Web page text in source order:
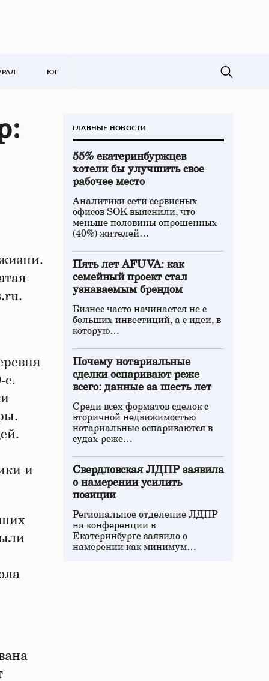
ЮГ
е.
и
ГЛАВНЫЕ НОВОСТИ
55% екатеринбуржцев
хотели бы улучшить свое
рабочее место
Аналитики сети сервисных
офисов SOK выяснили, что
меньше половины опрошенных
(40%) жителей…
Пять лет AFUVA: как
семейный проект стал
узнаваемым брендом
Бизнес часто начинается не с
больших инвестиций, а с идеи, в
которую…
Почему нотариальные
сделки оспаривают реже
всего: данные за шесть лет
Среди всех форматов сделок с
вторичной недвижимостью
нотариальные оспариваются в
судах реже…
Свердловская ЛДПР заявила
о намерении усилить
позиции
Региональное отделение ЛДПР
на конференции в
Екатеринбурге заявило о
намерении как минимум…